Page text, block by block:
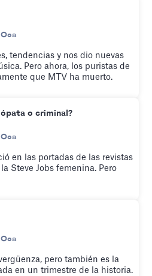
tendencias y nos dio nuevas
Pero ahora, los puristas de
que MTV ha muerto.
o criminal?
en las portadas de las revistas
Steve Jobs femenina. Pero
pero también es la
en un trimestre de la historia.